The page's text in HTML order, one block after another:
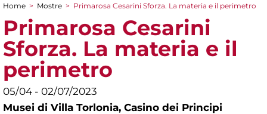
Tu sei qui
Home > Mostre > Primarosa Cesarini Sforza. La materia e il perimetro
Primarosa Cesarini
Sforza. La materia e il
perimetro
05/04 - 02/07/2023
Musei di Villa Torlonia, Casino dei Principi